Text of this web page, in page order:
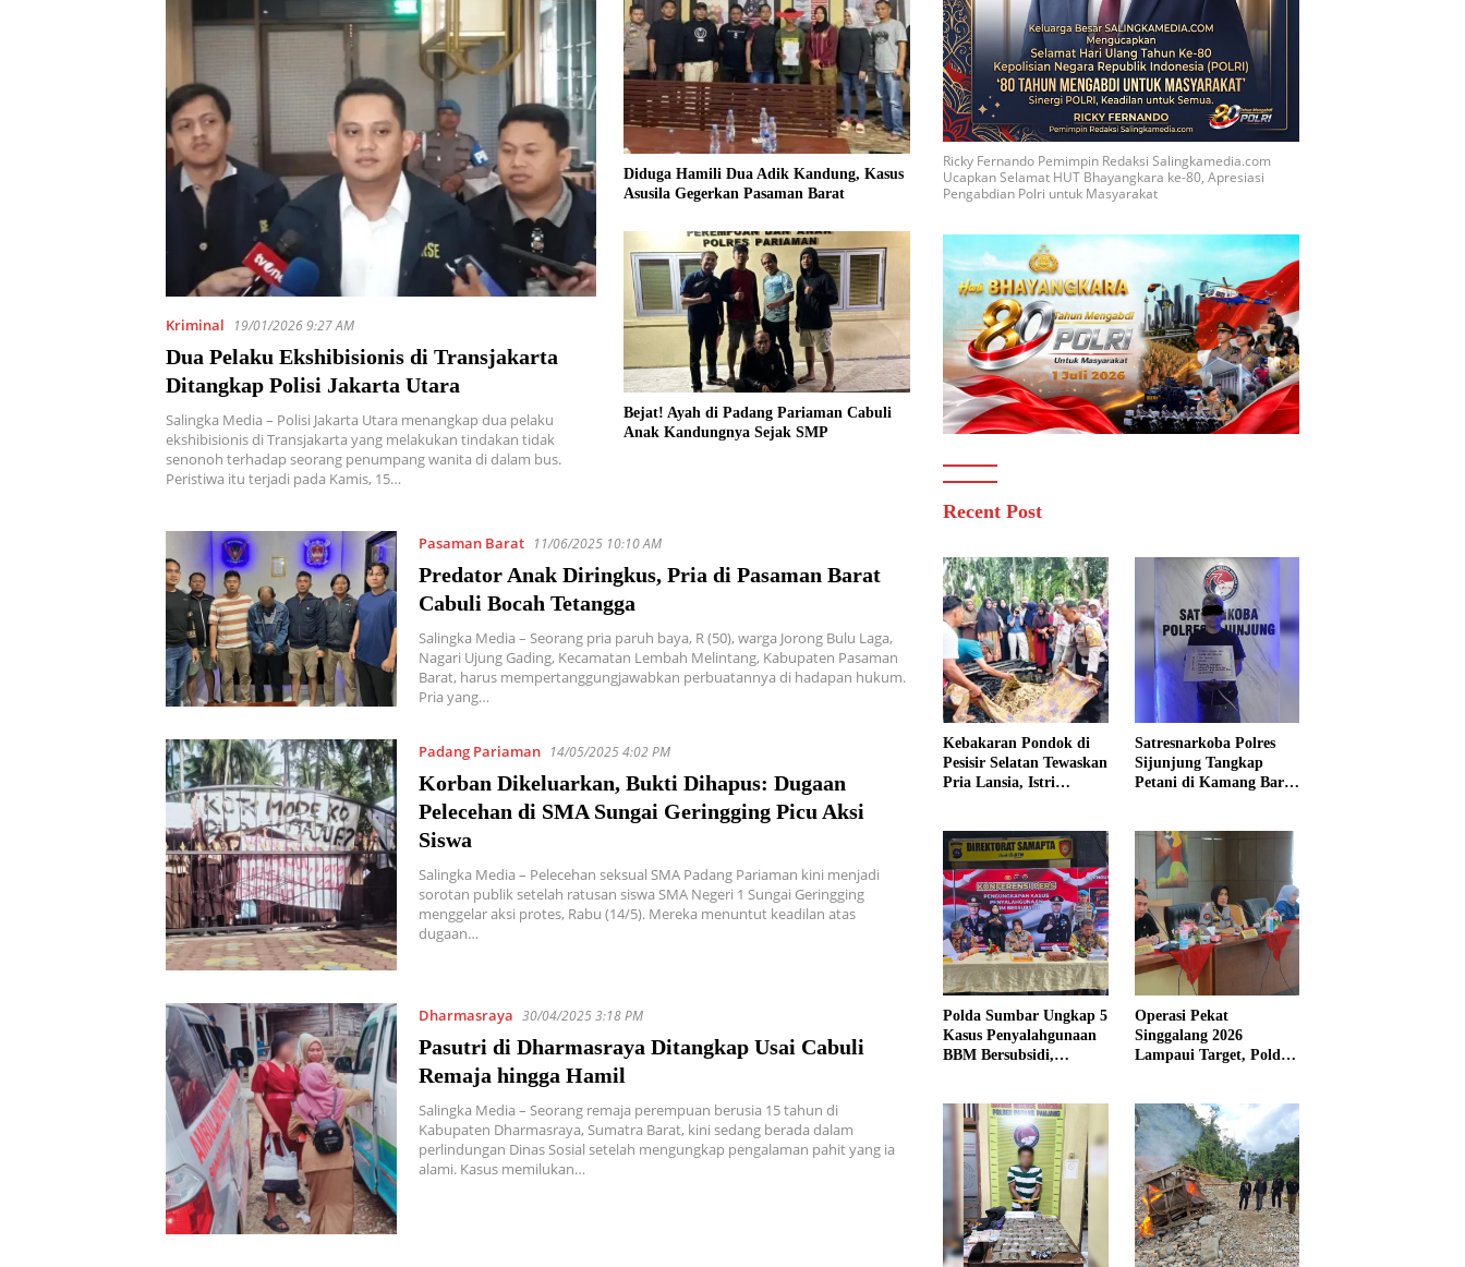
Kriminal 19/01/2026 9:27 AM
Dua Pelaku Ekshibisionis di Transjakarta
Ditangkap Polisi Jakarta Utara
Salingka Media – Polisi Jakarta Utara menangkap dua pelaku
ekshibisionis di Transjakarta yang melakukan tindakan tidak
senonoh terhadap seorang penumpang wanita di dalam bus.
Peristiwa itu terjadi pada Kamis, 15…
Diduga Hamili Dua Adik Kandung, Kasus
Asusila Gegerkan Pasaman Barat
Bejat! Ayah di Padang Pariaman Cabuli
Anak Kandungnya Sejak SMP
Pasaman Barat 11/06/2025 10:10 AM
Predator Anak Diringkus, Pria di Pasaman Barat
Cabuli Bocah Tetangga
Salingka Media – Seorang pria paruh baya, R (50), warga Jorong Bulu Laga,
Nagari Ujung Gading, Kecamatan Lembah Melintang, Kabupaten Pasaman
Barat, harus mempertanggungjawabkan perbuatannya di hadapan hukum.
Pria yang…
Padang Pariaman 14/05/2025 4:02 PM
Korban Dikeluarkan, Bukti Dihapus: Dugaan
Pelecehan di SMA Sungai Geringging Picu Aksi
Siswa
Salingka Media – Pelecehan seksual SMA Padang Pariaman kini menjadi
sorotan publik setelah ratusan siswa SMA Negeri 1 Sungai Geringging
menggelar aksi protes, Rabu (14/5). Mereka menuntut keadilan atas
dugaan…
Dharmasraya 30/04/2025 3:18 PM
Pasutri di Dharmasraya Ditangkap Usai Cabuli
Remaja hingga Hamil
Salingka Media – Seorang remaja perempuan berusia 15 tahun di
Kabupaten Dharmasraya, Sumatra Barat, kini sedang berada dalam
perlindungan Dinas Sosial setelah mengungkap pengalaman pahit yang ia
alami. Kasus memilukan…
Ricky Fernando Pemimpin Redaksi Salingkamedia.com
Ucapkan Selamat HUT Bhayangkara ke-80, Apresiasi
Pengabdian Polri untuk Masyarakat
Recent Post
Kebakaran Pondok di
Pesisir Selatan Tewaskan
Pria Lansia, Istri
Satresnarkoba Polres
Sijunjung Tangkap
Petani di Kamang Baru,
Polda Sumbar Ungkap 5
Kasus Penyalahgunaan
BBM Bersubsidi,
Bio Solar
Operasi Pekat
Singgalang 2026
Lampaui Target, Polda
Kriminal